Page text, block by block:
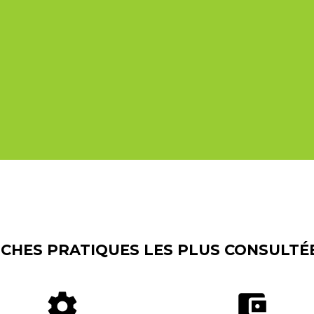
PRATIQUES LES PLUS
settings account_balance_wallet